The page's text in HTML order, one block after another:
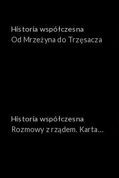
Historia współczesna
Od Mrzeżyna do Trzęsacza
Historia współczesna
Rozmowy z rządem. Karta